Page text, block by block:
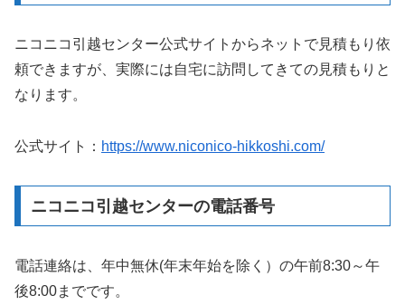
ニコニコ引越センター公式サイトからネットで見積もり依
頼できますが、実際には自宅に訪問してきての見積もりと
なります。
公式サイト： https://www.niconico-hikkoshi.com/
ニコニコ引越センターの電話番号
電話連絡は、年中無休(年末年始を除く）の午前8:30～午
後8:00までです。